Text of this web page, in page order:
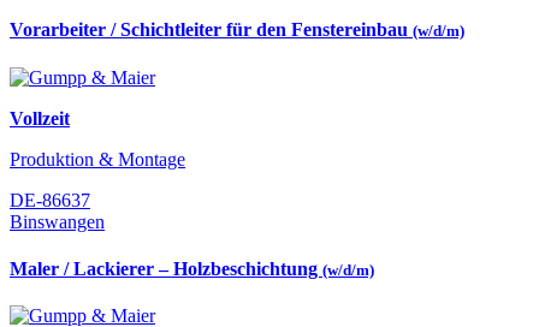
Vorarbeiter / Schichtleiter für den Fenstereinbau (w/d/m)
Vollzeit
Produktion & Montage
DE-86637
Binswangen
Maler / Lackierer – Holzbeschichtung (w/d/m)